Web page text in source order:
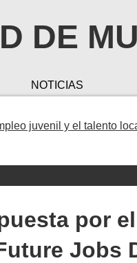
DE
NOTICIAS
juvenil y el talento
por
Jobs